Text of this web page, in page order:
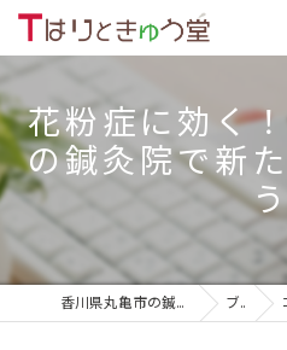
花粉症に効く
の鍼灸院で新
香川県丸亀市の鍼灸院ならTはりときゅう堂 ブログ